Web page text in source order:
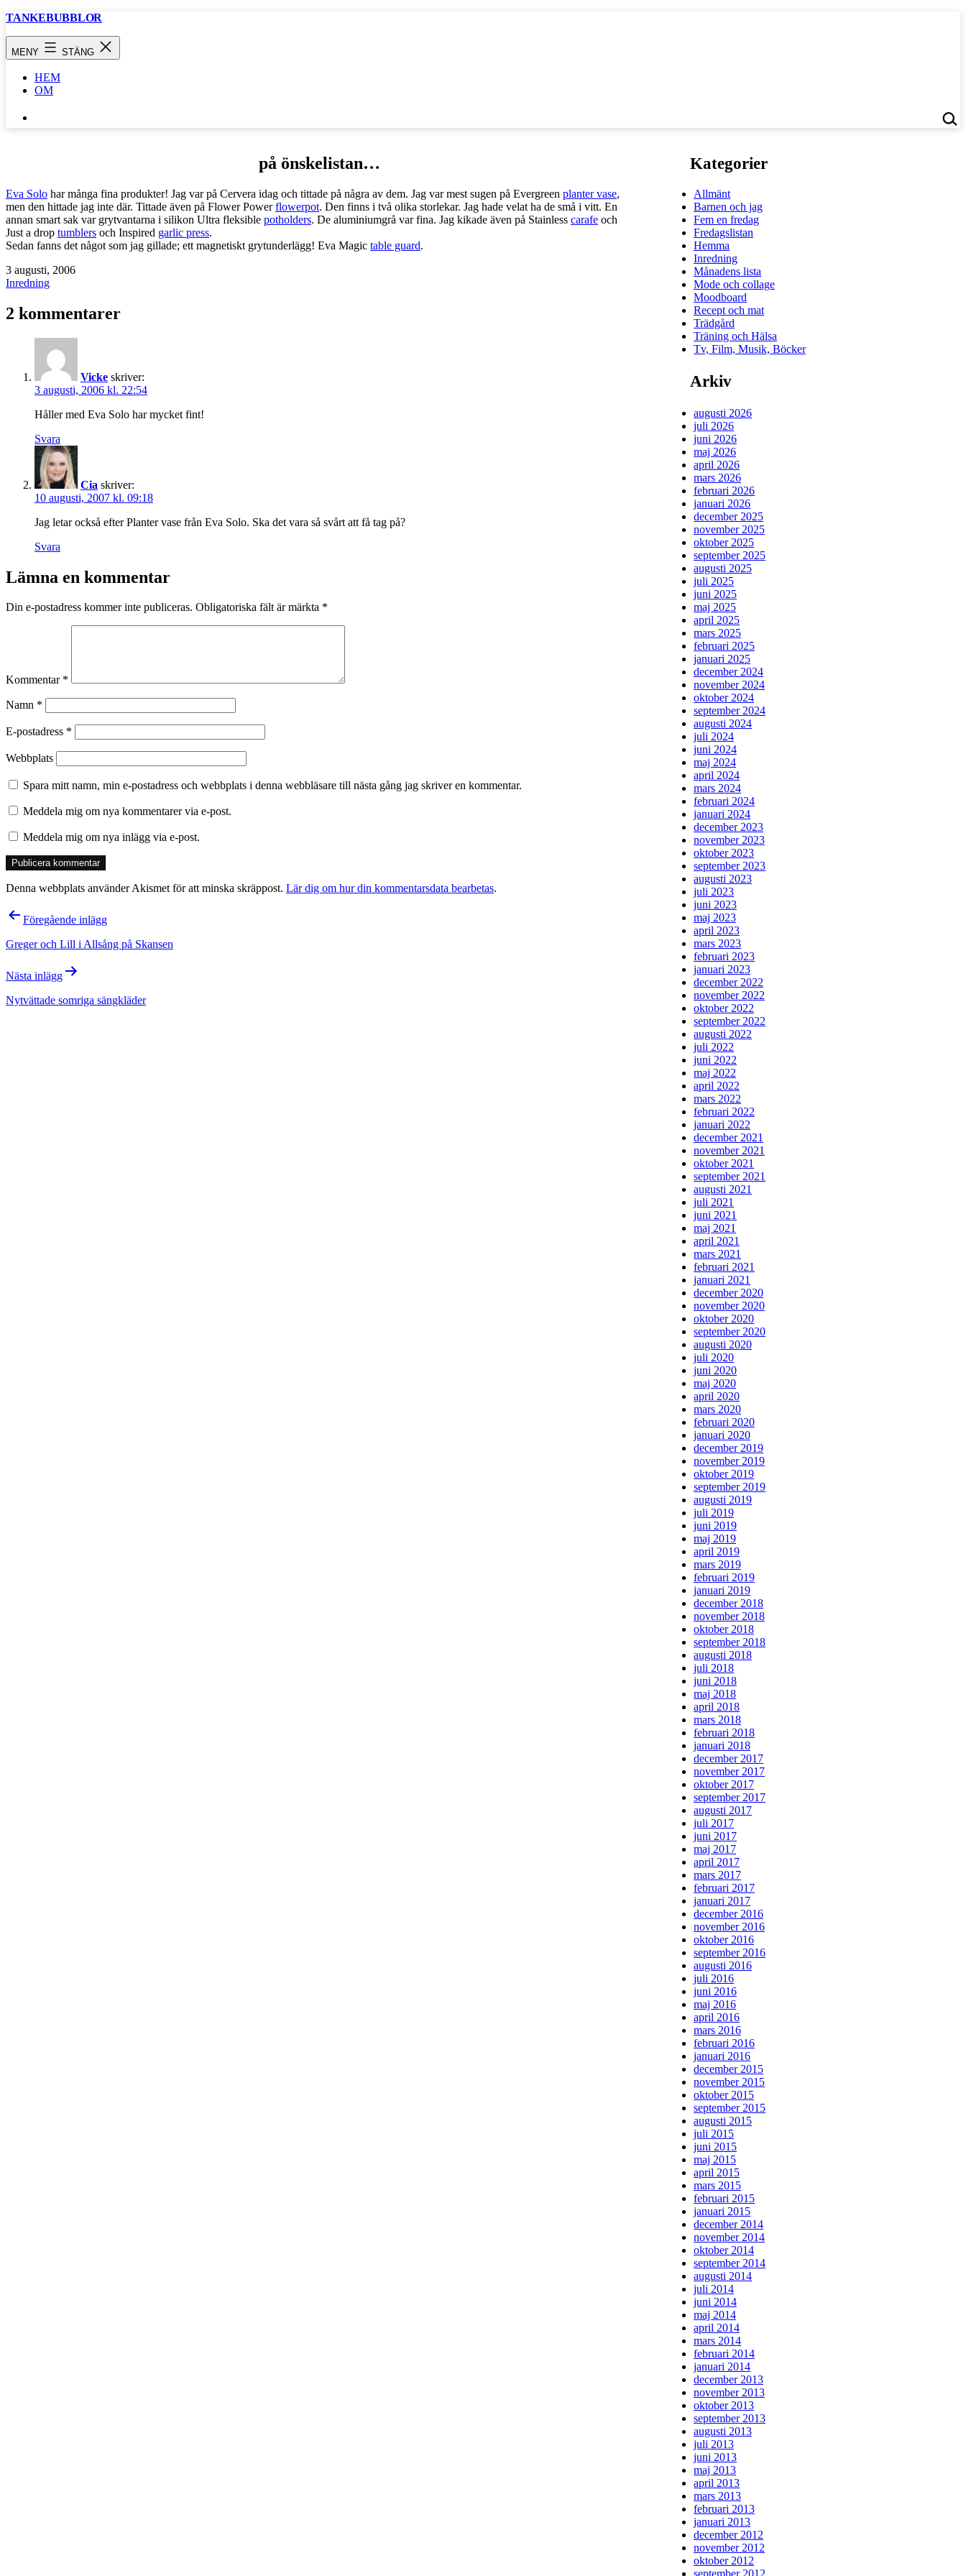
Hoppa
TANKEBUBBLOR
MENY STÄNG
HEM
OM
…
på önskelistan…
Eva Solo har många fina produkter! Jag var på Cervera idag och tittade på några av dem. Jag var mest sugen på Evergreen planter vase,
men den hittade jag inte där. Tittade även på Flower Powerflowerpot. Den finns i två olika storlekar. Jag hade velat ha de små i vitt. En
annan smart sak var grytvantarna i silikon Ultra fleksible potholders. De aluminiumgrå var fina. Jag kikade även på Stainless carafe och
Just a drop tumblers och Inspired garlic press.
Sedan fanns det något som jag gillade; ett magnetiskt grytunderlägg! Eva Magic table guard.
Publicerat
den
3 augusti, 2006
Kategoriserat
Inredning
2 kommentarer
Vicke skriver:
3 augusti, 2006 kl. 22:54
Håller med Eva Solo har mycket fint!
Svara
Cia skriver:
10 augusti, 2007 kl. 09:18
Jag letar också efter Planter vase från Eva Solo. Ska det vara så svårt att få tag på?
Svara
Lämna en kommentar
Din e-postadress kommer inte publiceras. Obligatoriska fält är märkta *
Kommentar *
Namn *
E-postadress *
Webbplats
Spara mitt namn, min e-postadress och webbplats i denna webbläsare till nästa gång jag skriver en kommentar.
Meddela mig om nya kommentarer via e-post.
Meddela mig om nya inlägg via e-post.
Denna webbplats använder Akismet för att minska skräppost. Lär dig om hur din kommentarsdata bearbetas.
Inläggsnavigering
Föregående inlägg
Greger och Lill i Allsång på Skansen
Nästa inlägg
Nytvättade somriga sängkläder
Kategorier
Allmänt
Barnen och jag
Fem en fredag
Fredagslistan
Hemma
Inredning
Månadens lista
Mode och collage
Moodboard
Recept och mat
Trädgård
Träning och Hälsa
Tv, Film, Musik, Böcker
Arkiv
augusti 2026
juli 2026
juni 2026
maj 2026
april 2026
mars 2026
februari 2026
januari 2026
december 2025
november 2025
oktober 2025
september 2025
augusti 2025
juli 2025
juni 2025
maj 2025
april 2025
mars 2025
februari 2025
januari 2025
december 2024
november 2024
oktober 2024
september 2024
augusti 2024
juli 2024
juni 2024
maj 2024
april 2024
mars 2024
februari 2024
januari 2024
december 2023
november 2023
oktober 2023
september 2023
augusti 2023
juli 2023
juni 2023
maj 2023
april 2023
mars 2023
februari 2023
januari 2023
december 2022
november 2022
oktober 2022
september 2022
augusti 2022
juli 2022
juni 2022
maj 2022
april 2022
mars 2022
februari 2022
januari 2022
december 2021
november 2021
oktober 2021
september 2021
augusti 2021
juli 2021
juni 2021
maj 2021
april 2021
mars 2021
februari 2021
januari 2021
december 2020
november 2020
oktober 2020
september 2020
augusti 2020
juli 2020
juni 2020
maj 2020
april 2020
mars 2020
februari 2020
januari 2020
december 2019
november 2019
oktober 2019
september 2019
augusti 2019
juli 2019
juni 2019
maj 2019
april 2019
mars 2019
februari 2019
januari 2019
december 2018
november 2018
oktober 2018
september 2018
augusti 2018
juli 2018
juni 2018
maj 2018
april 2018
mars 2018
februari 2018
januari 2018
december 2017
november 2017
oktober 2017
september 2017
augusti 2017
juli 2017
juni 2017
maj 2017
april 2017
mars 2017
februari 2017
januari 2017
december 2016
november 2016
oktober 2016
september 2016
augusti 2016
juli 2016
juni 2016
maj 2016
april 2016
mars 2016
februari 2016
januari 2016
december 2015
november 2015
oktober 2015
september 2015
augusti 2015
juli 2015
juni 2015
maj 2015
april 2015
mars 2015
februari 2015
januari 2015
december 2014
november 2014
oktober 2014
september 2014
augusti 2014
juli 2014
juni 2014
maj 2014
april 2014
mars 2014
februari 2014
januari 2014
december 2013
november 2013
oktober 2013
september 2013
augusti 2013
juli 2013
juni 2013
maj 2013
april 2013
mars 2013
februari 2013
januari 2013
december 2012
november 2012
oktober 2012
september 2012